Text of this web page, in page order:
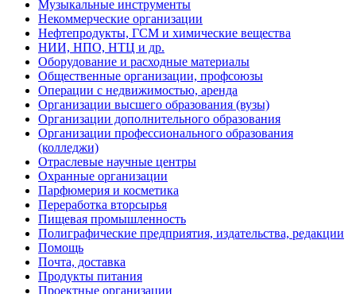
Музыкальные инструменты
Некоммерческие организации
Нефтепродукты, ГСМ и химические вещества
НИИ, НПО, НТЦ и др.
Оборудование и расходные материалы
Общественные организации, профсоюзы
Операции с недвижимостью, аренда
Организации высшего образования (вузы)
Организации дополнительного образования
Организации профессионального образования
(колледжи)
Отраслевые научные центры
Охранные организации
Парфюмерия и косметика
Переработка вторсырья
Пищевая промышленность
Полиграфические предприятия, издательства, редакции
Помощь
Почта, доставка
Продукты питания
Проектные организации